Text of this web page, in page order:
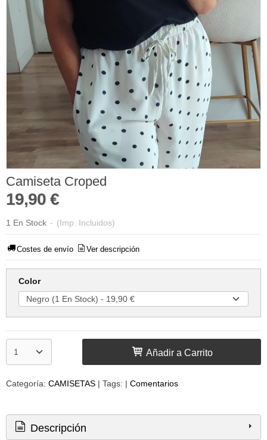
Camiseta Croped
19,90 €
1 En Stock - (Imp. Incluidos)
Costes de envío Ver descripción
Color
Añadir a Carrito
Categoría: CAMISETAS | Tags: | Comentarios
Descripción